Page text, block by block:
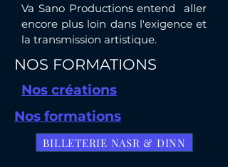
Va Sano Productions entend aller
encore plus loin dans l'exigence et
la transmission artistique.
NOS FORMATIONS
Nos créations
Nos formations
BILLETERIE NASR & DINN